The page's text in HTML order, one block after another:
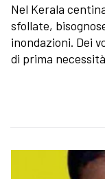
Nel Kerala
sfollate,
inondazioni. Dei
di prima